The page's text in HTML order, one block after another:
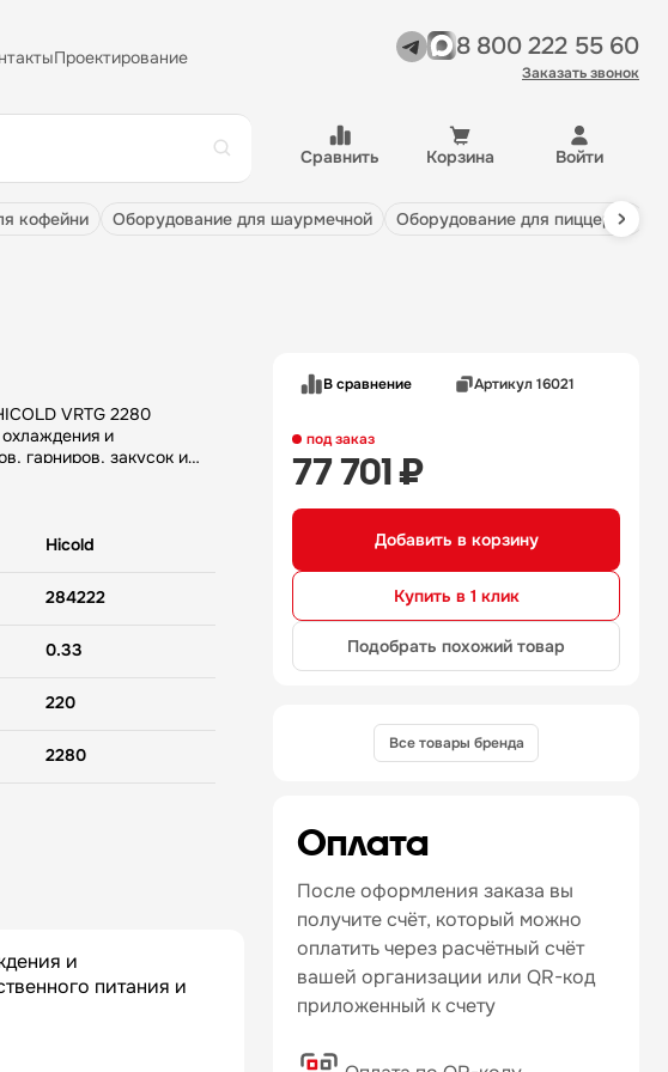
Проектирование 8 800 222 55 60
Заказать звонок
Сравнить Корзина Войти
кофейни оборудование для шаурмечной оборудование для пиццерии
и
гарниров, закусок и
Hicold
284222
0.33
220
2280
2380
В сравнение Артикул 16021
под заказ
77 701 ₽
Добавить в корзину
Купить в 1 клик
Подобрать похожий товар
Все товары бренда
Оплата
После оформления заказа вы
получите счёт, который можно
оплатить через расчётный счёт
вашей организации или QR-код
приложенный к счету
и
питания и